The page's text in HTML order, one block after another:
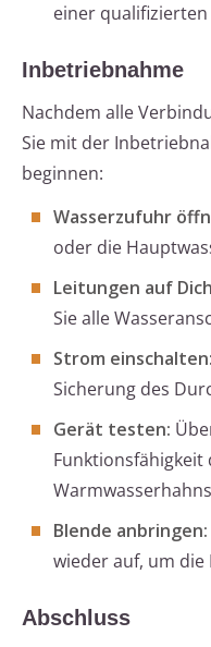
einer
Inbetriebnahme
Nachdem alle
Sie mit der
beginnen:
Wasserzufuhr
oder die
Leitungen auf
Sie alle
Strom einschalten:
Sicherung des
Gerät testen:
Funktionsfähigkeit
Blende anbringen:
wieder auf, um
Abschluss